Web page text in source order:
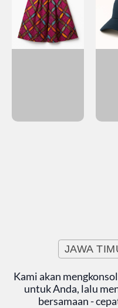
JAWA
Kami akan
untuk Anda, lalu
bersamaan -